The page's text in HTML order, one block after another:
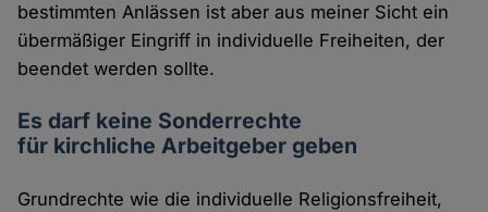
bestimmten Anlässen ist aber aus meiner Sicht ein
übermäßiger Eingriff in individuelle Freiheiten, der
beendet werden sollte.
Es darf keine Sonderrechte
für kirchliche Arbeitgeber geben
Grundrechte wie die individuelle Religionsfreiheit,